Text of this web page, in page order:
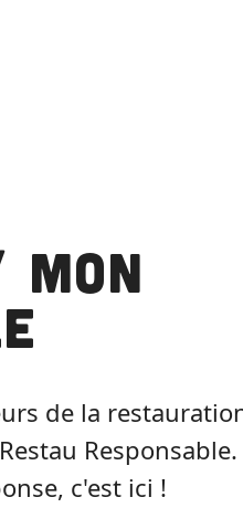
de la
Responsable.
c'est ici !